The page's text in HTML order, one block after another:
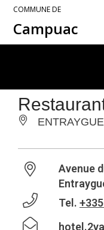
COMMUNE DE
Campuac
Avenue
Tel.